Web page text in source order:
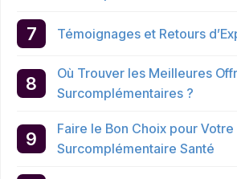
Témoignages et Retours
Où Trouver les Meilleures
Surcomplémentaires ?
Faire le Bon Choix pour Votre
Surcomplémentaire Santé